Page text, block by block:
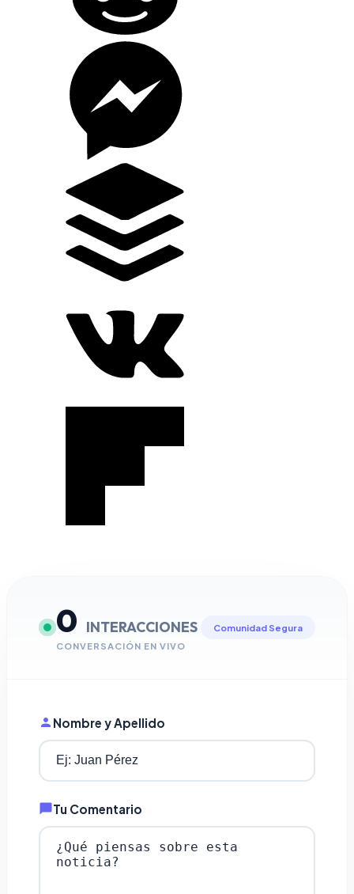
0 INTERACCIONES
CONVERSACIÓN EN VIVO
Comunidad Segura
Nombre y Apellido
Tu Comentario